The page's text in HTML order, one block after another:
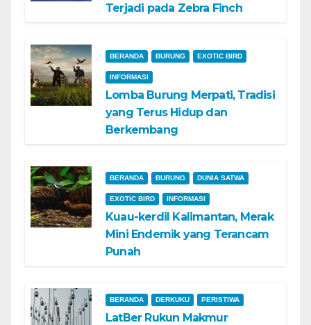
Terjadi pada Zebra Finch
BERANDA BURUNG EXOTIC BIRD
INFORMASI
Lomba Burung Merpati, Tradisi
yang Terus Hidup dan
Berkembang
BERANDA BURUNG DUNIA SATWA
EXOTIC BIRD INFORMASI
Kuau-kerdil Kalimantan, Merak
Mini Endemik yang Terancam
Punah
BERANDA DERKUKU PERISTIWA
LatBer Rukun Makmur